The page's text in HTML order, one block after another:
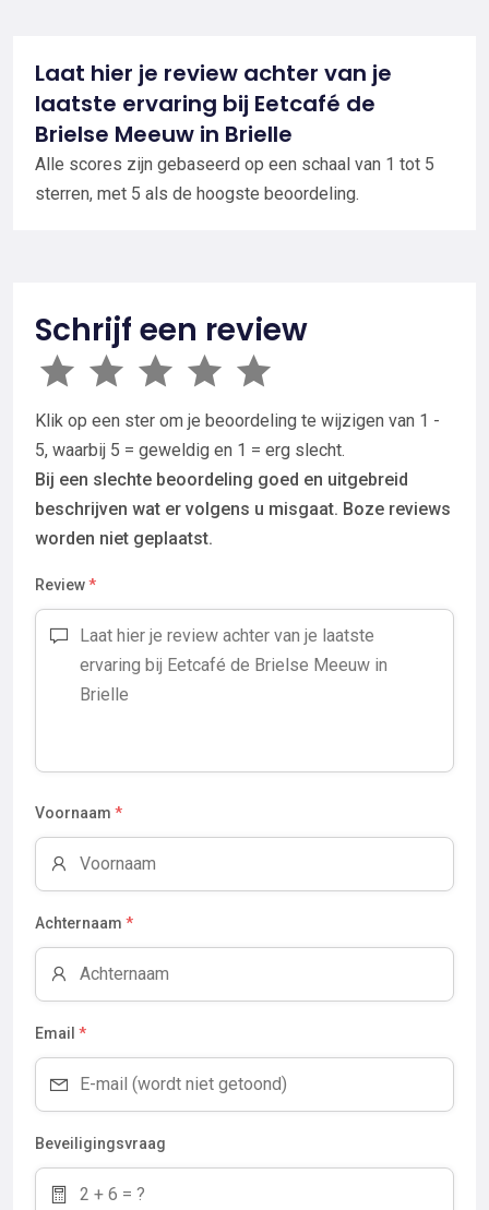
Laat hier je review achter van je
laatste ervaring bij Eetcafé de
Brielse Meeuw in Brielle
Alle scores zijn gebaseerd op een schaal van 1 tot 5
sterren, met 5 als de hoogste beoordeling.
Schrijf een review
Klik op een ster om je beoordeling te wijzigen van 1 -
5, waarbij 5 = geweldig en 1 = erg slecht.
Bij een slechte beoordeling goed en uitgebreid
beschrijven wat er volgens u misgaat. Boze reviews
worden niet geplaatst.
Review*
Voornaam *
Achternaam *
Email *
Beveiligingsvraag